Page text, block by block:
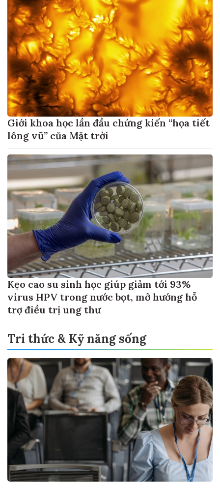
Giới khoa học lần đầu chứng kiến “họa tiết
lông vũ” của Mặt trời
Kẹo cao su sinh học giúp giảm tới 93%
virus HPV trong nước bọt, mở hướng hỗ
trợ điều trị ung thư
Tri thức & Kỹ năng sống